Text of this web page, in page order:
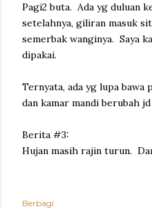
Pagi2 buta. Ada yg duluan
setelahnya, giliran masuk
semerbak wanginya. Saya
dipakai.
Ternyata, ada yg lupa
dan kamar mandi berubah
Berita #3:
Hujan masih rajin turun.
Berbagi